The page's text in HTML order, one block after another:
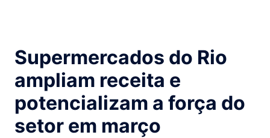
Supermercados do Rio
ampliam receita e
potencializam a força do
setor em março